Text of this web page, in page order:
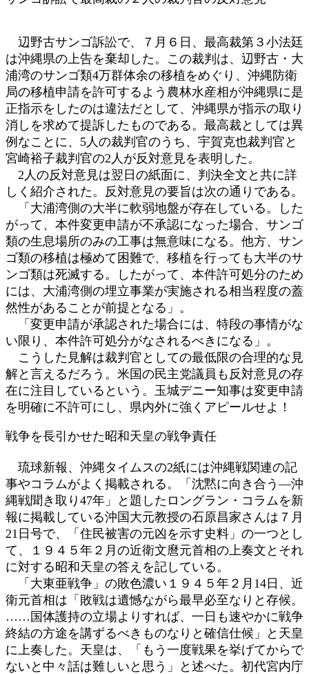
辺野古サンゴ訴訟で、７月６日、最高裁第３小法廷
は沖縄県の上告を棄却した。この裁判は、辺野古・大
浦湾のサンゴ類4万群体余の移植をめぐり、沖縄防衛
局の移植申請を許可するよう農林水産相が沖縄県に是
正指示をしたのは違法だとして、沖縄県が指示の取り
消しを求めて提訴したものである。最高裁としては異
例なことに、5人の裁判官のうち、宇賀克也裁判官と
宮崎裕子裁判官の2人が反対意見を表明した。
2人の反対意見は翌日の紙面に、判決全文と共に詳
しく紹介された。反対意見の要旨は次の通りである。
「大浦湾側の大半に軟弱地盤が存在している。した
がって、本件変更申請が不承認になった場合、サンゴ
類の生息場所のみの工事は無意味になる。他方、サン
ゴ類の移植は極めて困難で、移植を行っても大半のサ
ンゴ類は死滅する。したがって、本件許可処分のため
には、大浦湾側の埋立事業が実施される相当程度の蓋
然性があることが前提となる」。
「変更申請が承認された場合には、特段の事情がな
い限り、本件許可処分がなされるべきになる」。
こうした見解は裁判官としての最低限の合理的な見
解と言えるだろう。米国の民主党議員も反対意見の存
在に注目しているという。玉城デニー知事は変更申請
を明確に不許可にし、県内外に強くアピールせよ！
戦争を長引かせた昭和天皇の戦争責任
琉球新報、沖縄タイムスの2紙には沖縄戦関連の記
事やコラムがよく掲載される。「沈黙に向き合う―沖
縄戦聞き取り47年」と題したロングラン・コラムを新
報に掲載している沖国大元教授の石原昌家さんは７月
21日号で、「住民被害の元凶を示す史料」の一つとし
て、１９４５年２月の近衛文麿元首相の上奏文とそれ
に対する昭和天皇の答えを記している。
「大東亜戦争」の敗色濃い１９４５年２月14日、近
衛元首相は「敗戦は遺憾ながら最早必至なりと存候。
……国体護持の立場よりすれば、一日も速やかに戦争
終結の方途を講ずるべきものなりと確信仕候」と天皇
に上奏した。天皇は、「もう一度戦果を挙げてからで
ないと中々話は難しいと思う」と述べた。初代宮内庁